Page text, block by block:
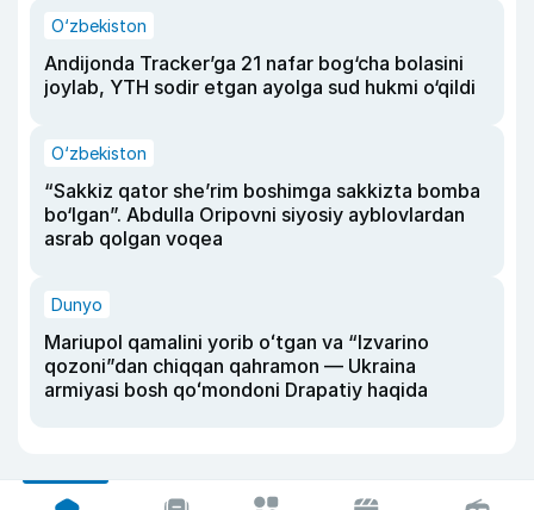
O‘zbekiston
Andijonda Tracker’ga 21 nafar bog‘cha bolasini
joylab, YTH sodir etgan ayolga sud hukmi o‘qildi
O‘zbekiston
“Sakkiz qator she’rim boshimga sakkizta bomba
bo‘lgan”. Abdulla Oripovni siyosiy ayblovlardan
asrab qolgan voqea
Dunyo
Mariupol qamalini yorib oʻtgan va “Izvarino
qozoni”dan chiqqan qahramon — Ukraina
armiyasi bosh qoʻmondoni Drapatiy haqida